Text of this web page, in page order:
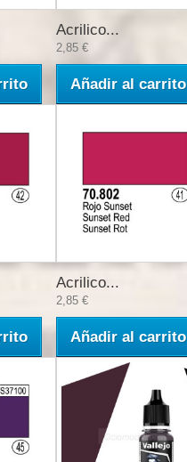
Acrilico...
2,85 €
Añadir al carrito
Acrilico...
2,85 €
Añadir al carrito